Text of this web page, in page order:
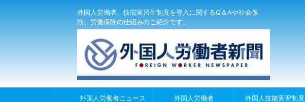
外国人労働者、技能実習生制度を導入に関するQ＆Aや社会保
険、労働保険の仕組みのご紹介です。
外国人労働者ニュース 外国人労働者 外国人技能実習制度